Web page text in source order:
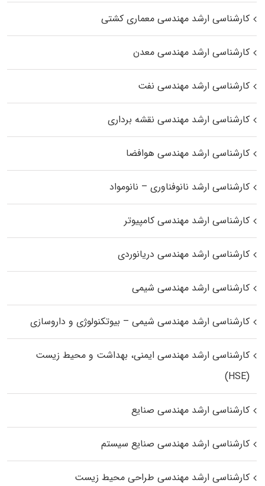
کارشناسی ارشد مهندسی معماری کشتی
کارشناسی ارشد مهندسی معدن
کارشناسی ارشد مهندسی نفت
کارشناسی ارشد مهندسی نقشه برداری
کارشناسی ارشد مهندسی هوافضا
کارشناسی ارشد نانوفناوری – نانومواد
کارشناسی ارشد مهندسی کامپیوتر
کارشناسی ارشد مهندسی دریانوردی
کارشناسی ارشد مهندسی شیمی
کارشناسی ارشد مهندسی شیمی – بیوتکنولوژی و داروسازی
کارشناسی ارشد مهندسی ایمنی، بهداشت و محیط زیست
(HSE)
کارشناسی ارشد مهندسی صنایع
کارشناسی ارشد مهندسی صنایع سیستم
کارشناسی ارشد مهندسی طراحی محیط زیست